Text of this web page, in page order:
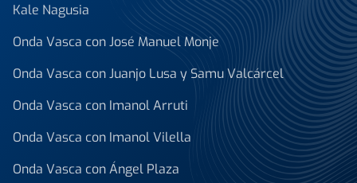
Kale Nagusia
Onda Vasca con José Manuel Monje
Onda Vasca con Juanjo Lusa y Samu Valcárcel
Onda Vasca con Imanol Arruti
Onda Vasca con Imanol Vilella
Onda Vasca con Ángel Plaza